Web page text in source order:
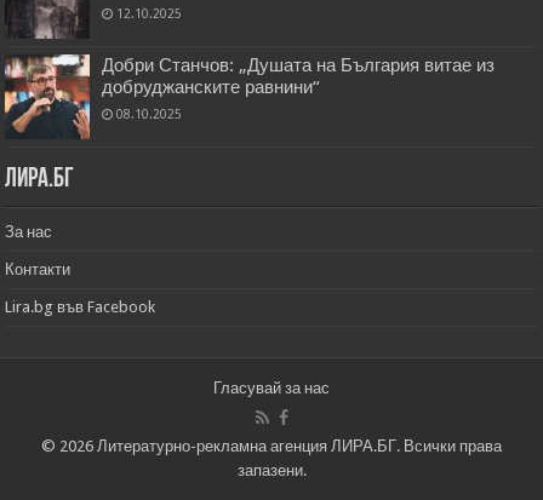
12.10.2025
Добри Станчов: „Душата на България витае из
добруджанските равнини“
08.10.2025
Лира.бг
За нас
Контакти
Lira.bg във Facebook
Гласувай за нас
© 2026 Литературно-рекламна агенция ЛИРА.БГ. Всички права
запазени.